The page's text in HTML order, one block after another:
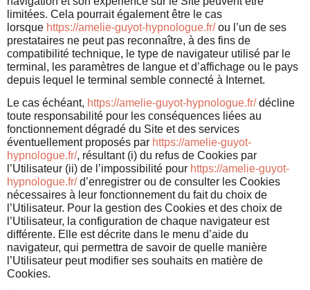
limitées. Cela pourrait également être le cas
lorsque https://amelie-guyot-hypnologue.fr/ou l’un de ses
prestataires ne peut pas reconnaître, à des fins de
compatibilité technique, le type de navigateur utilisé par le
terminal, les paramètres de langue et d’affichage ou le pays
depuis lequel le terminal semble connecté à Internet.
Le cas échéant, https://amelie-guyot-hypnologue.fr/décline
toute responsabilité pour les conséquences liées au
fonctionnement dégradé du Site et des services
éventuellement proposés par https://amelie-guyot-
hypnologue.fr/, résultant (i) du refus de Cookies par
l’Utilisateur (ii) de l’impossibilité pour https://amelie-guyot-
hypnologue.fr/d’enregistrer ou de consulter les Cookies
nécessaires à leur fonctionnement du fait du choix de
l’Utilisateur. Pour la gestion des Cookies et des choix de
l’Utilisateur, la configuration de chaque navigateur est
différente. Elle est décrite dans le menu d’aide du
navigateur, qui permettra de savoir de quelle manière
l’Utilisateur peut modifier ses souhaits en matière de
Cookies.